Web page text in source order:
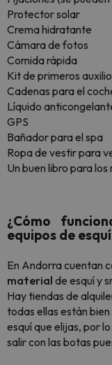
Protector solar
Crema hidratante
Cámara de fotos
Comida rápida
Kit de primeros
Cadenas para el
Líquido
GPS
Bañador para el spa
Ropa de vestir para
Un buen libro para
¿Cómo
equipos de
En Andorra cuentan
material de esquí y
Hay tiendas de
todas ellas están
esquí que elijas, por
salir con las botas